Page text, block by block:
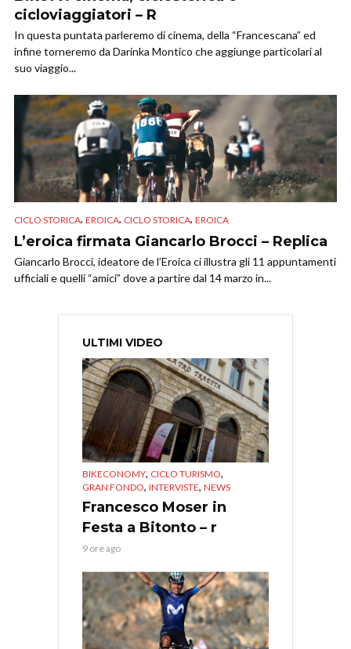
cicloviaggiatori – R
In questa puntata parleremo di cinema, della “Francescana” ed
infine torneremo da Darinka Montico che aggiunge particolari al
suo viaggio...
CICLO STORICA, EROICA, CICLO STORICA, EROICA
L’eroica firmata Giancarlo Brocci – Replica
Giancarlo Brocci, ideatore de l’Eroica ci illustra gli 11 appuntamenti
ufficiali e quelli “amici” dove a partire dal 14 marzo in...
ULTIMI VIDEO
BIKECONOMY, CICLO TURISMO,
GRAN FONDO, INTERVISTE, NEWS
Francesco Moser in
Festa a Bitonto – r
9 ore ago